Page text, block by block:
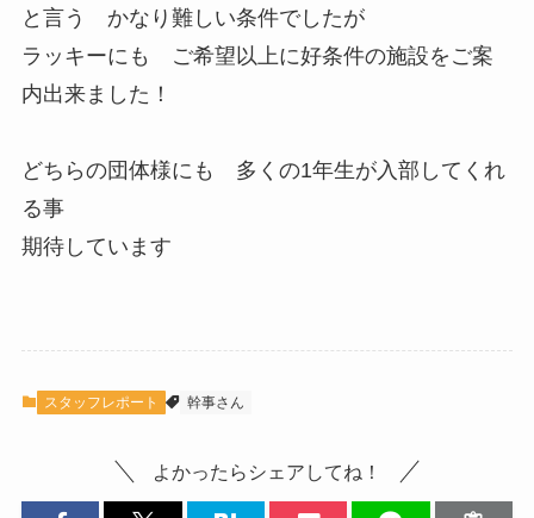
と言う かなり難しい条件でしたが
ラッキーにも ご希望以上に好条件の施設をご案
内出来ました！
どちらの団体様にも 多くの1年生が入部してくれ
る事
期待しています
スタッフレポート 幹事さん
よかったらシェアしてね！